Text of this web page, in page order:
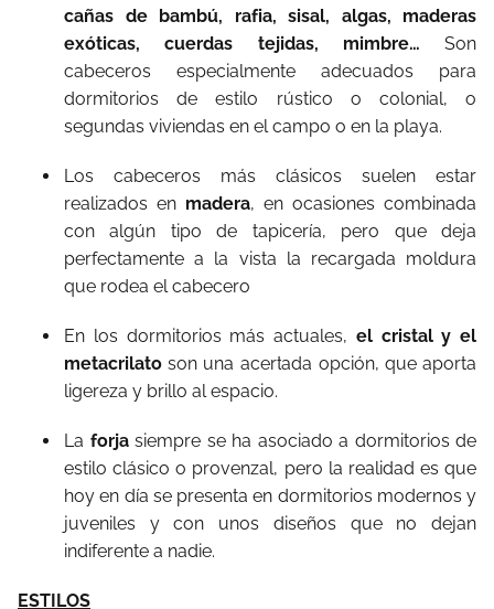
cañas de bambú, rafia, sisal, algas, maderas
exóticas, cuerdas tejidas, mimbre… Son
cabeceros especialmente adecuados para
dormitorios de estilo rústico o colonial, o
segundas viviendas en el campo o en la playa.
Los cabeceros más clásicos suelen estar
realizados en madera, en ocasiones combinada
con algún tipo de tapicería, pero que deja
perfectamente a la vista la recargada moldura
que rodea el cabecero
En los dormitorios más actuales, el cristal y el
metacrilato son una acertada opción, que aporta
ligereza y brillo al espacio.
La forja siempre se ha asociado a dormitorios de
estilo clásico o provenzal, pero la realidad es que
hoy en día se presenta en dormitorios modernos y
juveniles y con unos diseños que no dejan
indiferente a nadie.
ESTILOS